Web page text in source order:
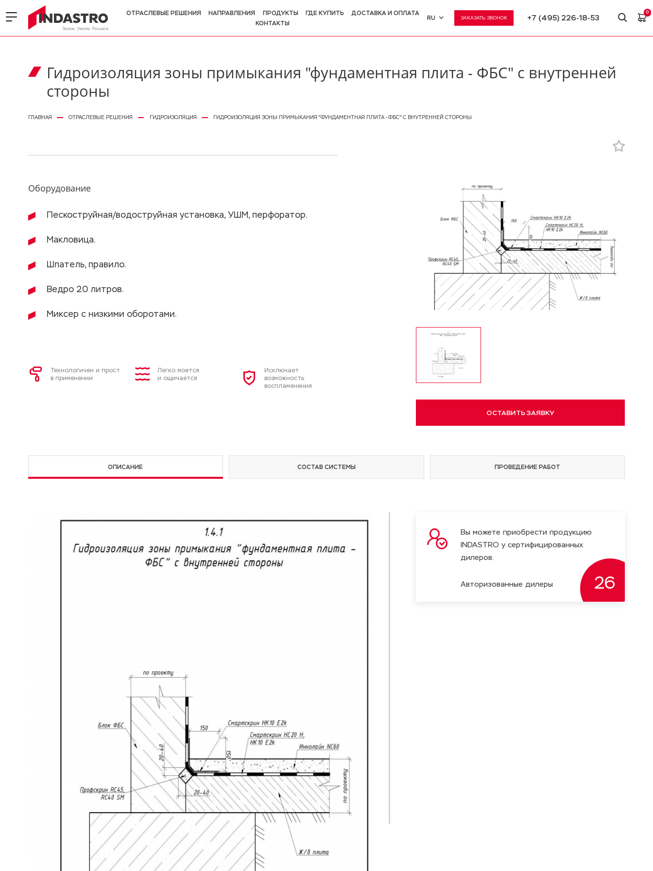
ОТРАСЛЕВЫЕ РЕШЕНИЯ НАПРАВЛЕНИЯ ПРОДУКТЫ ГДЕ КУПИТЬ
ДОСТАВКА И ОПЛАТА
КОНТАКТЫ
RU
RU
ЗАКАЗАТЬ ЗВОНОК +7 (495) 226-18-53
0
Гидроизоляция зоны примыкания "фундаментная плита - ФБС" с внутренней
стороны
ГЛАВНАЯ ОТРАСЛЕВЫЕ РЕШЕНИЯ ГИДРОИЗОЛЯЦИЯ ГИДРОИЗОЛЯЦИЯ ЗОНЫ ПРИМЫКАНИЯ "ФУНДАМЕНТНАЯ ПЛИТА - ФБС" С ВНУТРЕННЕЙ СТОРОНЫ
Оборудование
Пескоструйная/водоструйная установка, УШМ, перфоратор.
Макловица.
Шпатель, правило.
Ведро 20 литров.
Миксер с низкими оборотами.
Технологичен и прост
в применении
Легко моется
и ощичается
Исключает
возможность
воспламенения
ОСТАВИТЬ ЗАЯВКУ
ОПИСАНИЕ СОСТАВ СИСТЕМЫ ПРОВЕДЕНИЕ РАБОТ
Вы можете приобрести продукцию
INDASTRO у сертифицированных
дилеров.
Авторизованные дилеры 26